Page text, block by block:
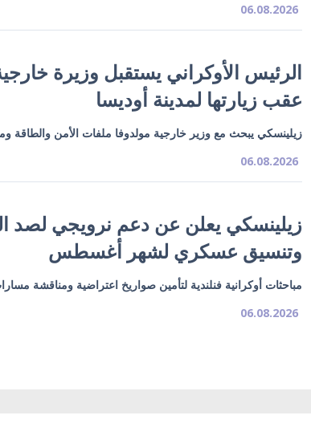
06.08.2026
الرئيس الأوكراني يستقبل وزيرة
عقب زيارتها لمدينة أوديسا
زيلينسكي يبحث مع وزير خارجية مولدوفا ملفات الأمن والطاقة
06.08.2026
زيلينسكي يعلن عن دعم نرويجي لصد
وتنسيق عسكري لشهر أغسطس
مباحثات أوكرانية فنلندية لتأمين صواريخ اعتراضية ومناقشة
06.08.2026